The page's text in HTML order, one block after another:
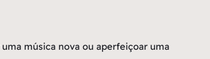
música nova ou aperfeiçoar uma